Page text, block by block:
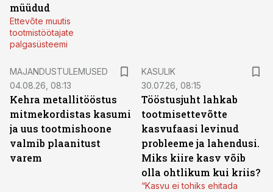
müüdud
Ettevõte muutis
tootmistöötajate
palgasüsteemi
MAJANDUSTULEMUSED
04.08.26, 08:13
Kehra metallitööstus
mitmekordistas kasumi
ja uus tootmishoone
valmib plaanitust
varem
KASULIK
30.07.26, 08:15
Tööstusjuht lahkab
tootmisettevõtte
kasvufaasi levinud
probleeme ja lahendusi.
Miks kiire kasv võib
olla ohtlikum kui kriis?
“Kasvu ei tohiks ehitada